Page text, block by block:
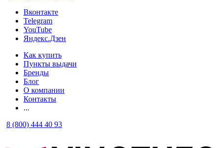
Вконтакте
Telegram
YouTube
Яндекс.Дзен
Как купить
Пункты выдачи
Бренды
Блог
О компании
Контакты
...
8 (800) 444 40 93